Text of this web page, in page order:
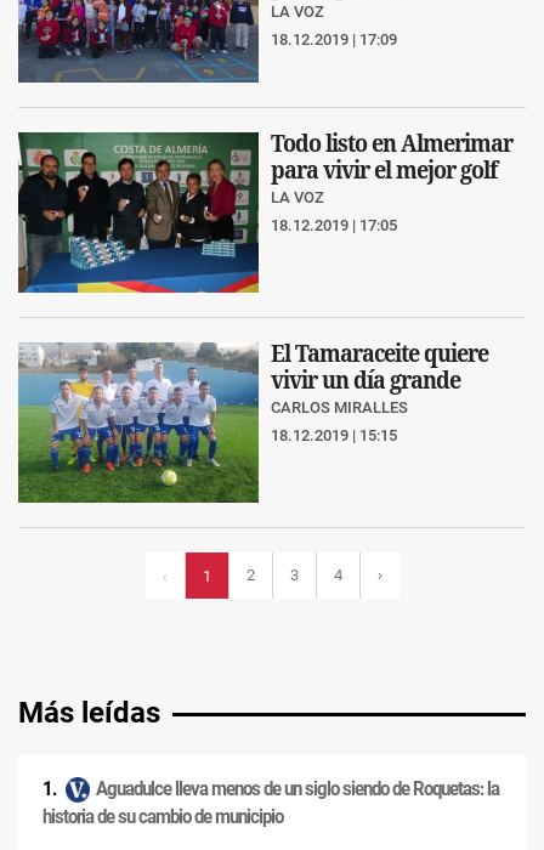
LA VOZ
18.12.2019 | 17:09
Todo listo en Almerimar
para vivir el mejor golf
LA VOZ
18.12.2019 | 17:05
El Tamaraceite quiere
vivir un día grande
CARLOS MIRALLES
18.12.2019 | 15:15
‹ 1 2 3 4 ›
Más leídas
Aguadulce lleva menos de un siglo siendo de Roquetas: la
historia de su cambio de municipio